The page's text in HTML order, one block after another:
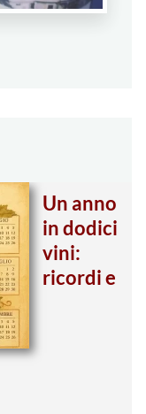
Un anno
in dodici
vini:
ricordi e